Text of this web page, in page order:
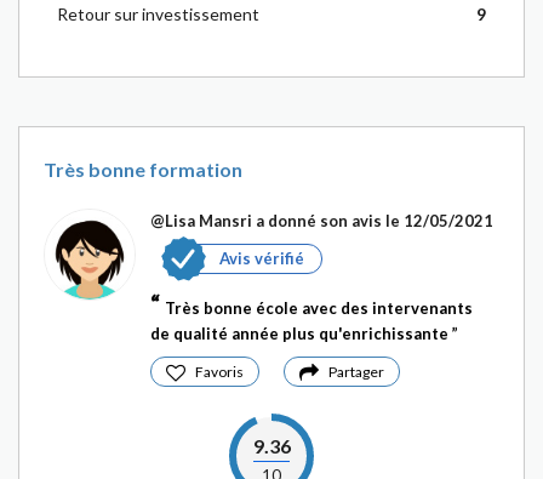
Retour sur investissement
9
Très bonne formation
@Lisa Mansri a donné son avis le 12/05/2021
Avis vérifié
Très bonne école avec des intervenants
de qualité année plus qu'enrichissante
Favoris Partager
9.36